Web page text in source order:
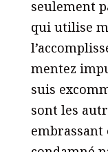
seulement
qui utilise
mentez
suis
sont les
embrassant